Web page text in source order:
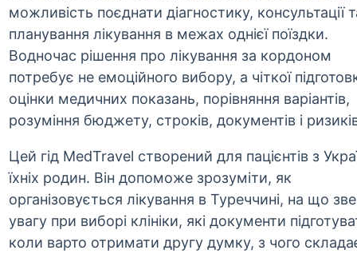
можливість поєднати діагностику, консультації
планування лікування в межах однієї поїздки.
Водночас рішення про лікування за кордоном
потребує не емоційного вибору, а чіткої
оцінки медичних показань, порівняння варіантів,
розуміння бюджету, строків, документів і
Цей гід MedTravel створений для пацієнтів з
їхніх родин. Він допоможе зрозуміти, як
організовується лікування в Туреччині, на що
увагу при виборі клініки, які документи
коли варто отримати другу думку, з чого